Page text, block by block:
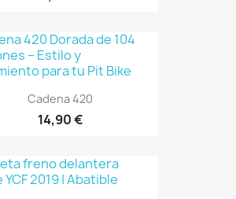
Cadena 420
14,90 €